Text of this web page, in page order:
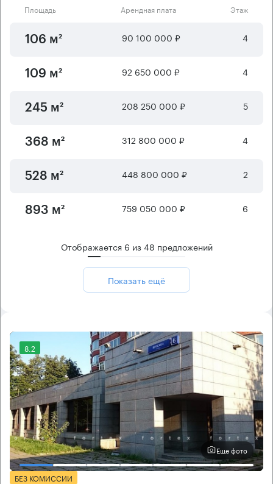
Площадь Арендная плата Этаж
106 м² 90 100 000 ₽ 4
109 м² 92 650 000 ₽ 4
245 м² 208 250 000 ₽ 5
368 м² 312 800 000 ₽ 4
528 м² 448 800 000 ₽ 2
893 м² 759 050 000 ₽ 6
Отображается 6 из48 предложений
Показать ещё
8.2
Еще фото
БЕЗ КОМИССИИ